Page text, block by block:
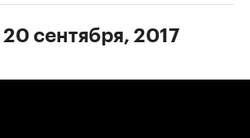
20 сентября, 2017